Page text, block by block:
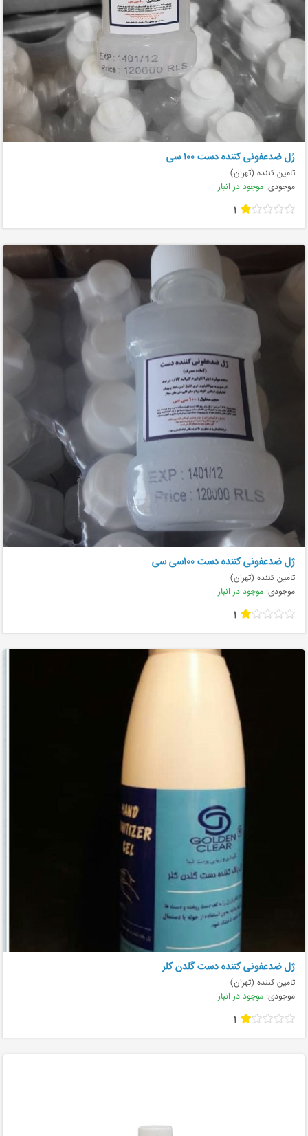
ژل ضدعفونی کننده دست ۱۰۰ سی
تامین کننده (تهران)
موجودی: موجود در انبار
1
ژل ضدعفونی کننده دست ۱۰۰سی سی
تامین کننده (تهران)
موجودی: موجود در انبار
1
ژل ضدعفونی کننده دست گلدن کلر
تامین کننده (تهران)
موجودی: موجود در انبار
1